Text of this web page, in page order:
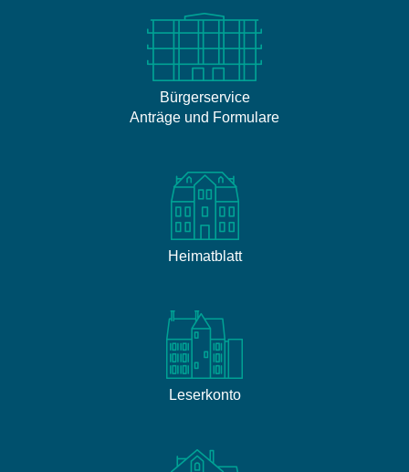
Bürgerservice
Anträge und Formulare
Heimatblatt
Leserkonto